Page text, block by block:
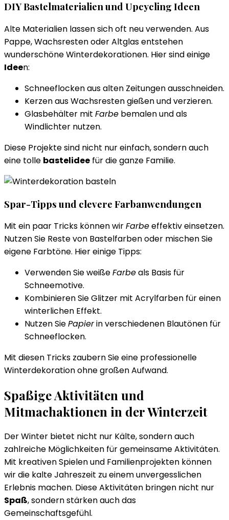
DIY Bastelmaterialien und Upcycling Ideen
Alte Materialien lassen sich oft neu verwenden. Aus
Pappe, Wachsresten oder Altglas entstehen
wunderschöne Winterdekorationen. Hier sind einige
Ideen:
Schneeflocken aus alten Zeitungen ausschneiden.
Kerzen aus Wachsresten gießen und verzieren.
Glasbehälter mit Farbe bemalen und als
Windlichter nutzen.
Diese Projekte sind nicht nur einfach, sondern auch
eine tolle bastelidee für die ganze Familie.
Spar-Tipps und clevere Farbanwendungen
Mit ein paar Tricks können wirFarbeeffektiv einsetzen.
Nutzen Sie Reste von Bastelfarben oder mischen Sie
eigene Farbtöne. Hier einige Tipps:
Verwenden Sie weißeFarbeals Basis für
Schneemotive.
Kombinieren Sie Glitzer mit Acrylfarben für einen
winterlichen Effekt.
Nutzen SiePapierin verschiedenen Blautönen für
Schneeflocken.
Mit diesen Tricks zaubern Sie eine professionelle
Winterdekoration ohne großen Aufwand.
Spaßige Aktivitäten und
Mitmachaktionen in der Winterzeit
Der Winter bietet nicht nur Kälte, sondern auch
zahlreiche Möglichkeiten für gemeinsame Aktivitäten.
Mit kreativen Spielen und Familienprojekten können
wir die kalte Jahreszeit zu einem unvergesslichen
Erlebnis machen. Diese Aktivitäten bringen nicht nur
Spaß, sondern stärken auch das
Gemeinschaftsgefühl.